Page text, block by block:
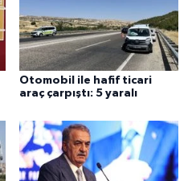
Otomobil ile hafif ticari
araç çarpıştı: 5 yaralı